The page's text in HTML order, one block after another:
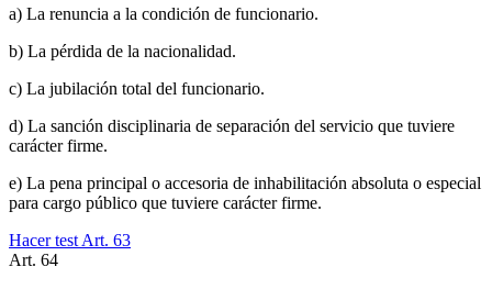
a) La renuncia a la condición de funcionario.
b) La pérdida de la nacionalidad.
c) La jubilación total del funcionario.
d) La sanción disciplinaria de separación del servicio que tuviere
carácter firme.
e) La pena principal o accesoria de inhabilitación absoluta o especial
para cargo público que tuviere carácter firme.
Hacer test Art. 63
Art. 64